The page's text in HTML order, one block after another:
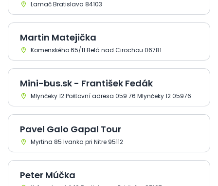
Lamač Bratislava 84103
Martin Matejička
Komenského 65/11 Belá nad Cirochou 06781
Mini-bus.sk - František Fedák
Mlynčeky 12 Poštovní adresa 059 76 Mlynčeky 12 05976
Pavel Galo Gapal Tour
Myrtina 85 Ivanka pri Nitre 95112
Peter Múčka